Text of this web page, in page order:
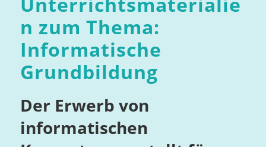
n zum Thema:
Informatische
Grundbildung
Der Erwerb von
informatischen